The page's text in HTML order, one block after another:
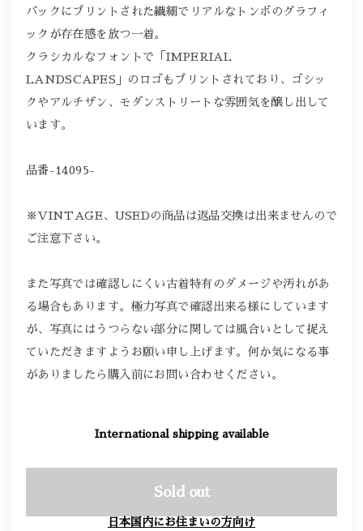
バックにプリントされた繊細でリアルなトンボのグラフィ
ックが存在感を放つ一着。
クラシカルなフォントで「IMPERIAL
LANDSCAPES」のロゴもプリントされており、ゴシッ
クやアルチザン、モダンストリートな雰囲気を醸し出して
います。
品番-14095-
※VINTAGE、USEDの商品は返品交換は出来ませんので
ご注意下さい。
また写真では確認しにくい古着特有のダメージや汚れがあ
る場合もあります。極力写真で確認出来る様にしています
が、写真にはうつらない部分に関しては風合いとして捉え
ていただきますようお願い申し上げます。何か気になる事
がありましたら購入前にお問い合わせください。
International shipping available
Sold out
日本国内にお住まいの方向け